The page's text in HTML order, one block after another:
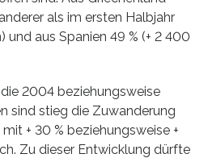
als im ersten Halbjahr
und aus Spanien 49 % (+ 2 400
2004 beziehungsweise
sind stieg die Zuwanderung
+ 30 % beziehungsweise +
Zu dieser Entwicklung dürfte